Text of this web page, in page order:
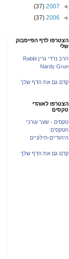
◄
2007
(37)
◄
2006
(37)
הצטרפו לדף הפייסבוק
שלי
הרב נרדי גרין Rabbi
Nardy Grun
קדם גם את הדף שלך
הצטרפו לאוהדי
טקסים
טקסים - שער עורכי
הטקסים
היהודיים-חילוניים
קדם גם את הדף שלך